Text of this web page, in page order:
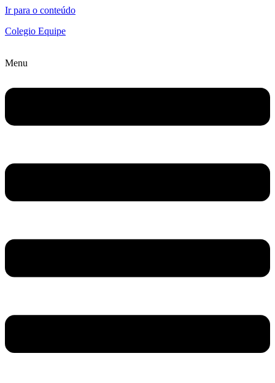
Ir para o conteúdo
Colegio Equipe
Menu